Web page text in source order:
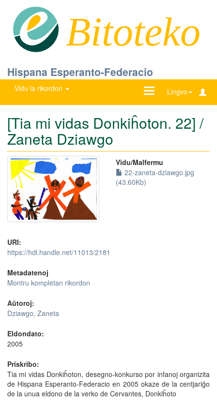
Bitoteko
Hispana Esperanto-Federacio
Vidu la rikordon Lingvo
Ŝanĝu
[Tia mi vidas Donkiĥoton. 22] /
Zaneta Dziawgo
Vidu/Malfermu
22-zaneta-dziawgo.jpg
(43.60Kb)
URI:
https://hdl.handle.net/11013/2181
Metadatenoj
Montru kompletan rikordon
Aŭtoroj:
Dziawgo, Zaneta
Eldondato:
2005
Priskribo:
Tia mi vidas Donkiĥoton, desegno-konkurso por infanoj organizita
de Hispana Esperanto-Federacio en 2005 okaze de la centjariĝo
de la unua eldono de la verko de Cervantes, Donkiĥoto